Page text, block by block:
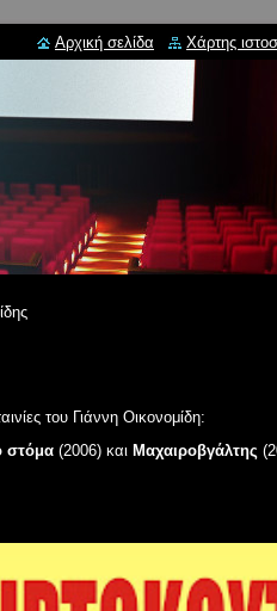
του Γιάννη Οικονομίδη:
στόμα (2006) και Μαχαιροβγάλτης (
Αρχική σελίδα Χάρτης